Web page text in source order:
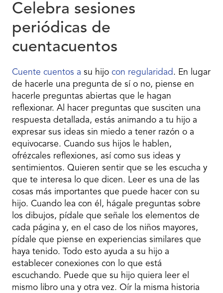
Celebra sesiones
periódicas de
cuentacuentos
Cuente cuentos a su hijo con regularidad. En lugar
de hacerle una pregunta de sí o no, piense en
hacerle preguntas abiertas que le hagan
reflexionar. Al hacer preguntas que susciten una
respuesta detallada, estás animando a tu hijo a
expresar sus ideas sin miedo a tener razón o a
equivocarse. Cuando sus hijos le hablen,
ofrézcales reflexiones, así como sus ideas y
sentimientos. Quieren sentir que se les escucha y
que te interesa lo que dicen. Leer es una de las
cosas más importantes que puede hacer con su
hijo. Cuando lea con él, hágale preguntas sobre
los dibujos, pídale que señale los elementos de
cada página y, en el caso de los niños mayores,
pídale que piense en experiencias similares que
haya tenido. Todo esto ayuda a su hijo a
establecer conexiones con lo que está
escuchando. Puede que su hijo quiera leer el
mismo libro una y otra vez. Oír la misma historia